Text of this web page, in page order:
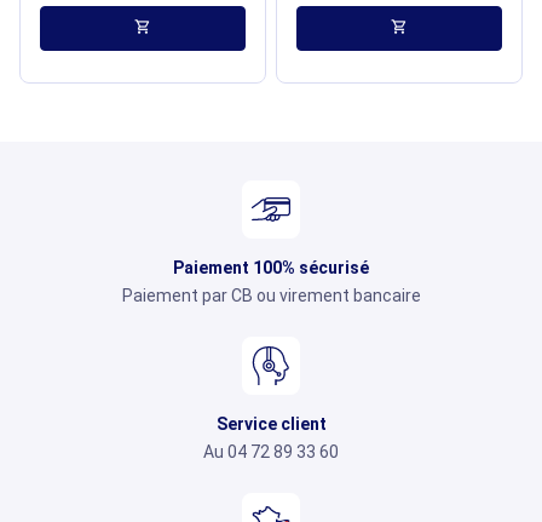
shopping_cart shopping_cart
Paiement 100% sécurisé
Paiement par CB ou virement bancaire
Service client
Au 04 72 89 33 60